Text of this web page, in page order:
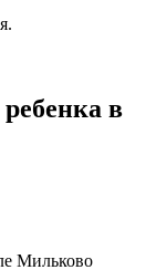
в